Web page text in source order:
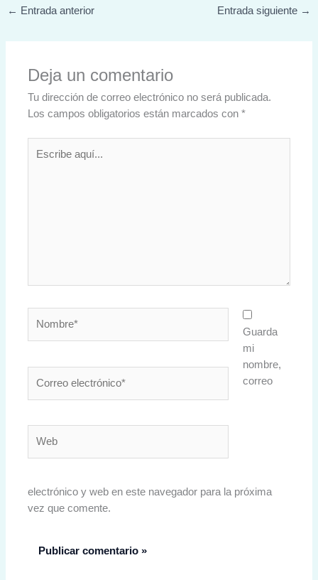
← Entrada anterior Entrada siguiente →
Deja un comentario
Tu dirección de correo electrónico no será publicada.
Los campos obligatorios están marcados con*
aquí...
electrónico*
Guarda
mi
nombre,
correo
electrónico y web en este navegador para la próxima
vez que comente.